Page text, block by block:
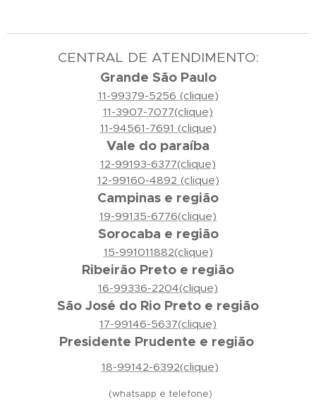
CENTRAL DE ATENDIMENTO:
Grande São Paulo
11-99379-5256 (clique)
11-3907-7077(clique)
11-94561-7691 (clique)
Vale do paraíba
12-99193-6377(clique)
12-99160-4892 (clique)
Campinas e região
19-99135-6776(clique)
Sorocaba e região
15-991011882(clique)
Ribeirão Preto e região
16-99336-2204(clique)
São José do Rio Preto e região
17-99146-5637(clique)
Presidente Prudente e região
18-99142-6392(clique)
(whatsapp e telefone)